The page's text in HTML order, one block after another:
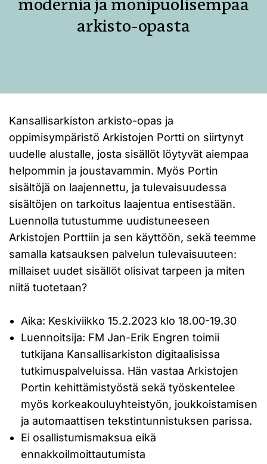
arkisto-opasta
Kansallisarkiston arkisto-opas ja
oppimisympäristö Arkistojen Portti on siirtynyt
uudelle alustalle, josta sisällöt löytyvät aiempaa
helpommin ja joustavammin. Myös Portin
sisältöjä on laajennettu, ja tulevaisuudessa
sisältöjen on tarkoitus laajentua entisestään.
Luennolla tutustumme uudistuneeseen
Arkistojen Porttiin ja sen käyttöön, sekä teemme
samalla katsauksen palvelun tulevaisuuteen:
millaiset uudet sisällöt olisivat tarpeen ja miten
niitä tuotetaan?
Aika: Keskiviikko 15.2.2023 klo 18.00-19.30
Luennoitsija: FM Jan-Erik Engren toimii
tutkijana Kansallisarkiston digitaalisissa
tutkimuspalveluissa. Hän vastaa Arkistojen
Portin kehittämistyöstä sekä työskentelee
myös korkeakouluyhteistyön, joukkoistamisen
ja automaattisen tekstintunnistuksen parissa.
Ei osallistumismaksua eikä
ennakkoilmoittautumista